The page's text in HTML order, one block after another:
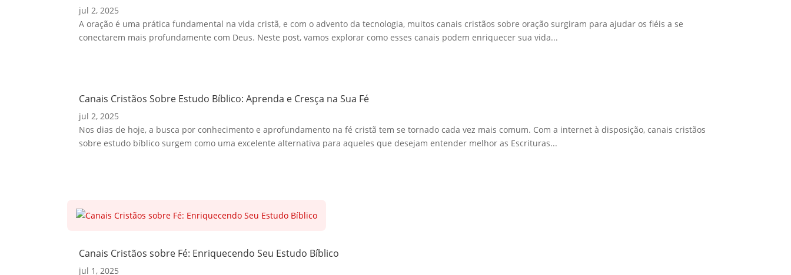
jul 2, 2025
A oração é uma prática fundamental na vida cristã, e com o advento da tecnologia, muitos canais cristãos sobre oração surgiram para ajudar os fiéis a se
conectarem mais profundamente com Deus. Neste post, vamos explorar como esses canais podem enriquecer sua vida...
Canais Cristãos Sobre Estudo Bíblico: Aprenda e Cresça na Sua Fé
jul 2, 2025
Nos dias de hoje, a busca por conhecimento e aprofundamento na fé cristã tem se tornado cada vez mais comum. Com a internet à disposição, canais cristãos
sobre estudo bíblico surgem como uma excelente alternativa para aqueles que desejam entender melhor as Escrituras...
Canais Cristãos sobre Fé: Enriquecendo Seu Estudo Bíblico
jul 1, 2025